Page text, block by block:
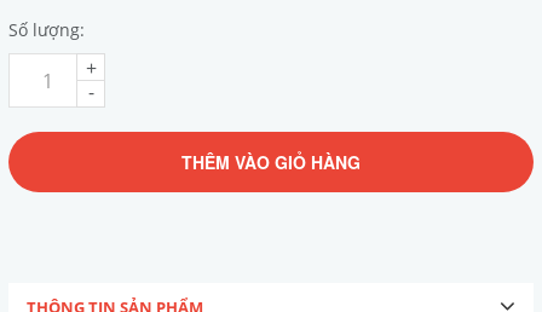
Số lượng:
-
+
THÊM VÀO GIỎ HÀNG
THÔNG TIN SẢN PHẨM